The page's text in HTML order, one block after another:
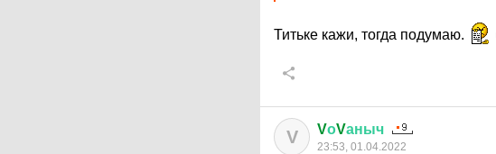
Титьке кажи, тогда подумаю.
V VоVаныч
23:53, 01.04.2022